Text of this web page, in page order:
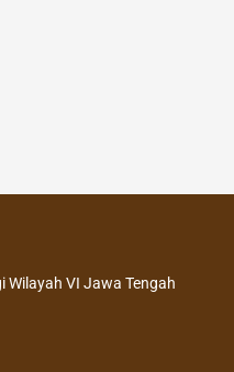
Wilayah VI Jawa Tengah